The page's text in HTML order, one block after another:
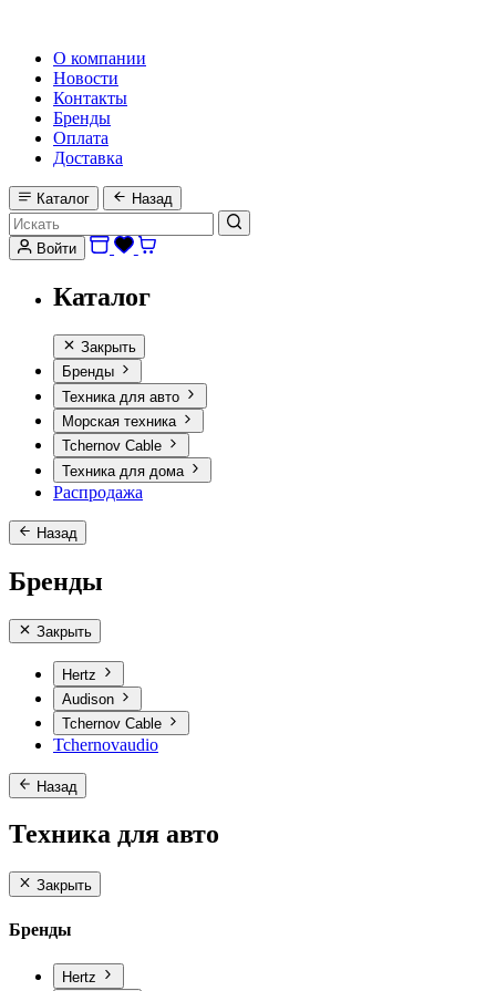
О компании
Новости
Контакты
Бренды
Оплата
Доставка
Каталог Назад
Войти
Каталог
Закрыть
Бренды
Техника для авто
Морская техника
Tchernov Cable
Техника для дома
Распродажа
Назад
Бренды
Закрыть
Hertz
Audison
Tchernov Cable
Tchernovaudio
Назад
Техника для авто
Закрыть
Бренды
Hertz